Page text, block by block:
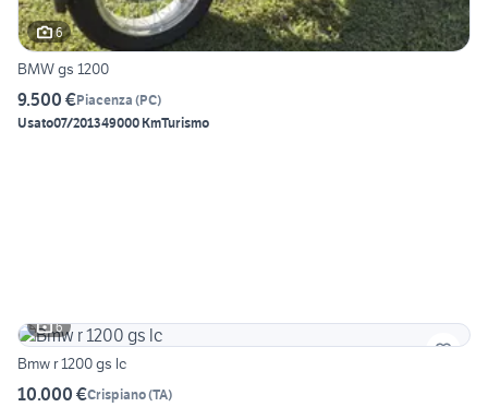
6
BMW gs 1200
9.500 €Piacenza (PC)
Usato07/201349000 KmTurismo
6
Bmw r 1200 gs lc
10.000 €Crispiano(TA)